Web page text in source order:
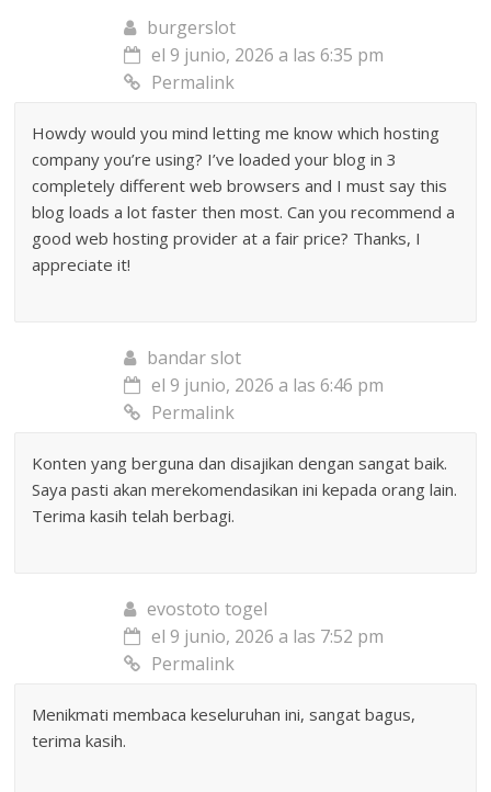
burgerslot
el 9 junio, 2026 a las 6:35 pm
Permalink
Howdy would you mind letting me know which hosting
company you’re using? I’ve loaded your blog in 3
completely different web browsers and I must say this
blog loads a lot faster then most. Can you recommend a
good web hosting provider at a fair price? Thanks, I
appreciate it!
bandar slot
el 9 junio, 2026 a las 6:46 pm
Permalink
Konten yang berguna dan disajikan dengan sangat baik.
Saya pasti akan merekomendasikan ini kepada orang lain.
Terima kasih telah berbagi.
evostoto togel
el 9 junio, 2026 a las 7:52 pm
Permalink
Menikmati membaca keseluruhan ini, sangat bagus,
terima kasih.